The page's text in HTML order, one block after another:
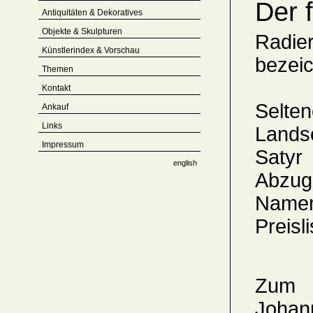
Antiquitäten & Dekoratives
Objekte & Skulpturen
Künstlerindex & Vorschau
Themen
Kontakt
Ankauf
Links
Impressum
english
Der
Zum